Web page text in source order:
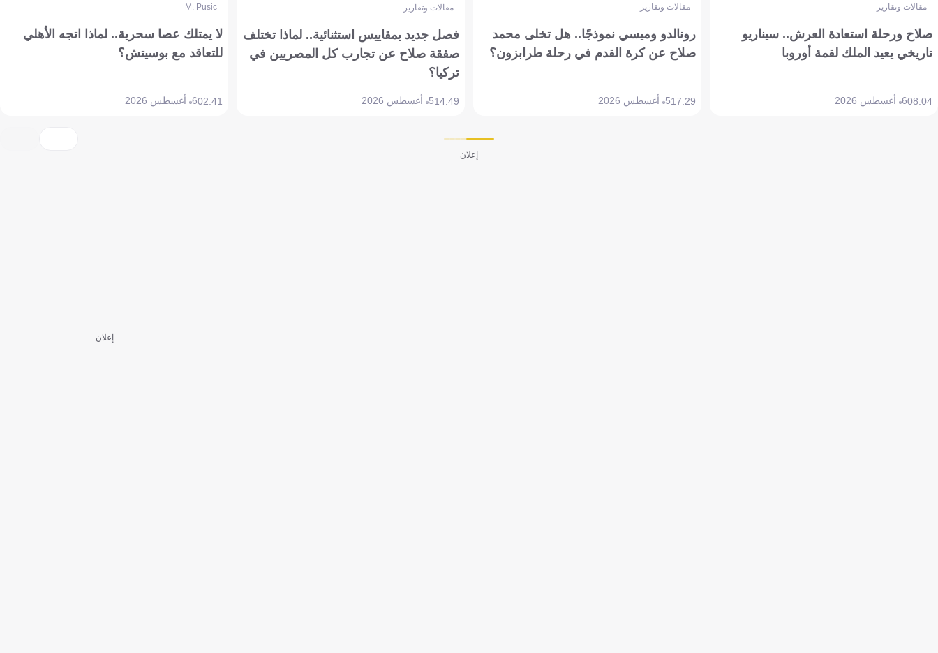
مقالات وتقارير
صلاح ورحلة استعادة العرش.. سيناريو
تاريخي يعيد الملك لقمة أوروبا
08:046 أغسطس 2026
مقالات وتقارير
رونالدو وميسي نموذجًا.. هل تخلى محمد
صلاح عن كرة القدم في رحلة طرابزون؟
17:295 أغسطس 2026
مقالات وتقارير
فصل جديد بمقاييس استثنائية.. لماذا تختلف
صفقة صلاح عن تجارب كل المصريين في
تركيا؟
14:495 أغسطس 2026
M. Pusic
لا يمتلك عصا سحرية.. لماذا اتجه الأهلي
للتعاقد مع بوسيتش؟
02:416 أغسطس 2026
إعلان
إعلان